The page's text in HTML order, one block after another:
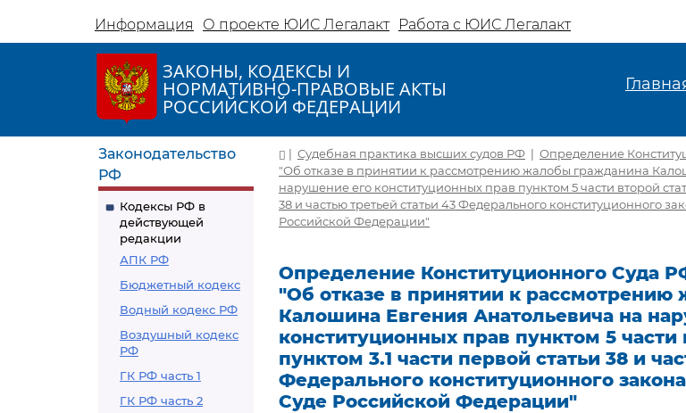
Информация О проекте ЮИС Легалакт Работа с ЮИС Легалакт
ЗАКОНЫ, КОДЕКСЫ И
НОРМАТИВНО-ПРАВОВЫЕ АКТЫ
РОССИЙСКОЙ ФЕДЕРАЦИИ
Законодательство
РФ
Кодексы РФ в
действующей
редакции
АПК РФ
Бюджетный кодекс
Водный кодекс РФ
Воздушный кодекс
РФ
ГК РФ часть 1
ГК РФ часть 2
| Судебная практика высших судов РФ | Определение
"Об отказе в принятии к рассмотрению жалобы гражданина
нарушение его конституционных прав пунктом 5 части второй
38 и частью третьей статьи 43 Федерального конституционного
Российской Федерации"
Определение Конституционного Суда
"Об отказе в принятии к
Калошина Евгения Анатольевича на
конституционных прав пунктом 5 части
пунктом 3.1 части первой статьи 38 и
Федерального конституционного
Суде Российской Федерации"